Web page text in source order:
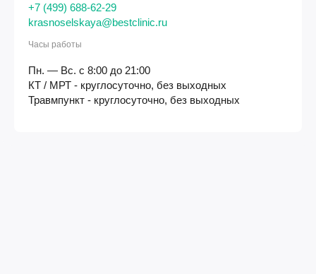
+7 (499) 688-62-29
krasnoselskaya@bestclinic.ru
Часы работы
Пн. — Вс. с 8:00 до 21:00
КТ / МРТ - круглосуточно, без выходных
Травмпункт - круглосуточно, без выходных